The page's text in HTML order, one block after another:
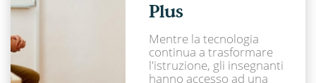
Plus
Mentre la tecnologia
continua a trasformare
l'istruzione, gli insegnanti
hanno accesso ad una